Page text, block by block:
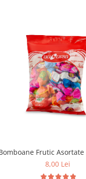
8,00 Lei